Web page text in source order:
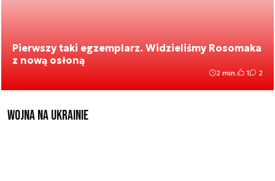
Pierwszy taki egzemplarz. Widzieliśmy Rosomaka
z nową osłoną
2 min. 1 2
Wojna na Ukrainie